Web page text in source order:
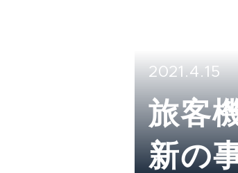
2021.4.15
旅客
新の